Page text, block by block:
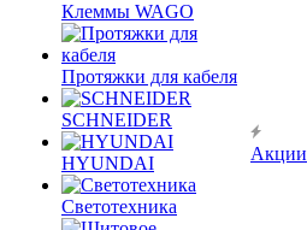
Клеммы WAGO
Протяжки для кабеля
SCHNEIDER
HYUNDAI
Светотехника
Акции